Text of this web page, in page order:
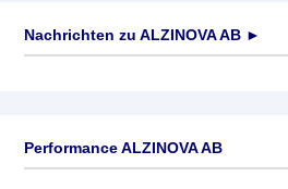
Nachrichten zu ALZINOVA AB ►
Performance ALZINOVA AB